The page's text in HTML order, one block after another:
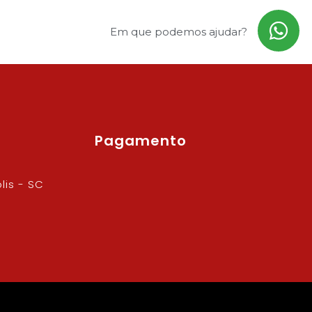
Em que podemos ajudar?
- SC
Pagamento